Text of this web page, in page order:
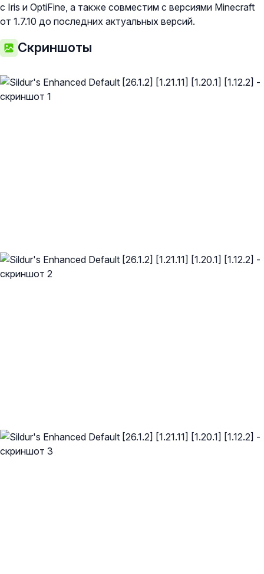
с Iris и OptiFine, а также совместим с версиями Minecraft
от 1.7.10 до последних актуальных версий.
Скриншоты